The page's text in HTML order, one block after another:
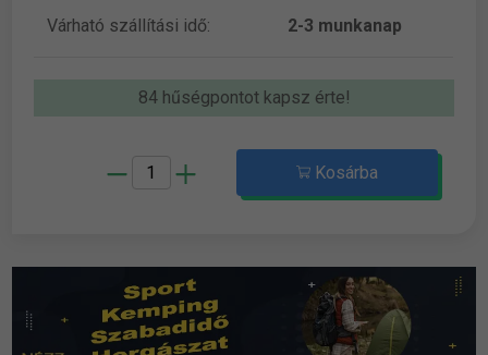
Várható szállítási idő: 2-3 munkanap
84 hűségpontot kapsz érte!
Kosárba